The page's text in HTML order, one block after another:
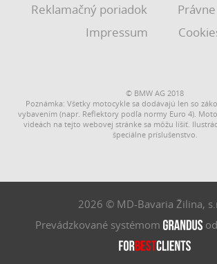
Reklamačný poriadok
Impressum
© BMW AG 2018
Poznámka: Všetky motocykle sa dodávajú len so
vybavením (napr. Reflektory podľa normy Euro 4).
videách na tejto webovej stránke sa môžu líšiť.
špeciálne príslušenstvo.
2026 © MD-Bavaria Žilina,
Prevádzkované systémom